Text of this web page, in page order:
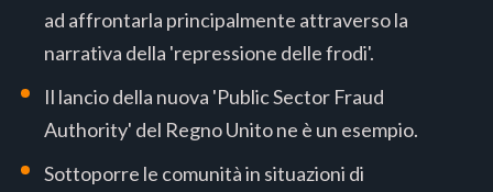
ad affrontarla principalmente attraverso la
narrativa della 'repressione delle frodi'.
Il lancio della nuova 'Public Sector Fraud
Authority' del Regno Unito ne è un esempio.
Sottoporre le comunità in situazioni di